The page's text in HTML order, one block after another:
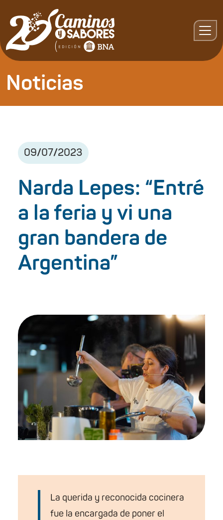
Noticias
09/07/2023
Narda Lepes: “Entré
a la feria y vi una
gran bandera de
Argentina”
La querida y reconocida cocinera
fue la encargada de poner el